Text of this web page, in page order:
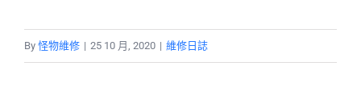
By 怪物維修 | 25 10 月, 2020 | 維修日誌